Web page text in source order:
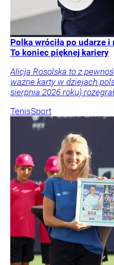
Polka wróciła po udarze i
To koniec pięknej kariery
Alicja Rosolska to z
ważne karty w dziejach
sierpnia 2026 roku)
TenisSport